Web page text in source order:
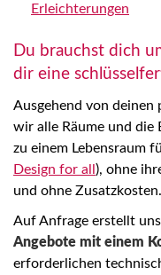
Erleichterungen
Du brauchst dich
dir eine
Ausgehend von deinen
wir alle Räume und die
zu einem Lebensraum
Design for all ), ohne
und ohne Zusatzkosten.
Auf Anfrage erstellt
Angebote mit einem
erforderlichen